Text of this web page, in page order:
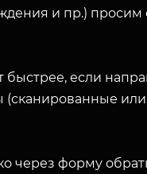
и пр.) просим
быстрее, если
(сканированные
через форму